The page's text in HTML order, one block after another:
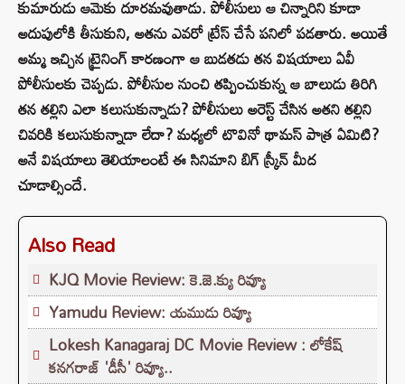
కుమారుడు ఆమెకు దూరమవుతాడు. పోలీసులు ఆ చిన్నారిని కూడా
అదుపులోకి తీసుకుని, అతను ఎవరో ట్రేస్ చేసే పనిలో పడతారు. అయితే
అమ్మ ఇచ్చిన ట్రైనింగ్ కారణంగా ఆ బుడతడు తన విషయాలు ఏవీ
పోలీసులకు చెప్పడు. పోలీసుల నుంచి తప్పించుకున్న ఆ బాలుడు తిరిగి
తన తల్లిని ఎలా కలుసుకున్నాడు? పోలీసులు అరెస్ట్ చేసిన అతని తల్లిని
చివరికి కలుసుకున్నాడా లేదా? మధ్యలో టొవినో థామస్ పాత్ర ఏమిటి?
అనే విషయాలు తెలియాలంటే ఈ సినిమాని బిగ్ స్క్రీన్ మీద
చూడాల్సిందే.
Also Read
KJQ Movie Review: కె.జె.క్యు రివ్యూ
Yamudu Review: యముడు రివ్యూ
Lokesh Kanagaraj DC Movie Review : లోకేష్
కనగరాజ్ 'డీసీ' రివ్యూ..